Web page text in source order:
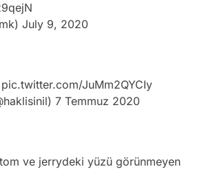
July 9, 2020
pic.twitter.com/JuMm2QYCIy
7 Temmuz 2020
ve jerrydeki yüzü görünmeyen